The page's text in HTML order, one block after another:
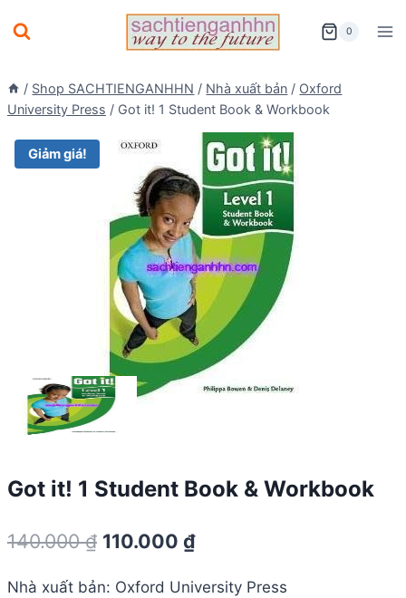
to
0
/ Shop SACHTIENGANHHN / Nhà xuất bản / Oxford
University Press / Got it! 1 Student Book & Workbook
Giảm giá!
Got it! 1 Student Book & Workbook
140.000₫ Giá
110.000 ₫Giá
Nhà xuất bản: Oxford University Press